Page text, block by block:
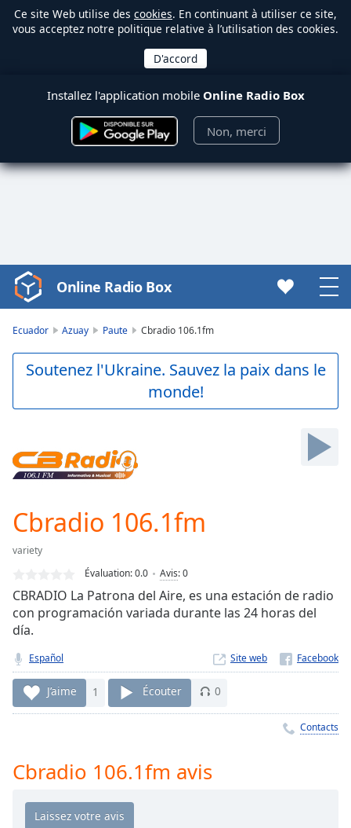
Ce site Web utilise des cookies. En continuant à utiliser ce site,
vous acceptez notre politique relative à l’utilisation des cookies.
Installez l'application mobile Online Radio Box
Non, merci
Video
Player
Play
Video
Skip
Forward
Mute
Loaded
Stream
TypeLIVE
Seek to
currently
behind
liveLIVE
Remaining
Time-
Playback
Chapters
Online Radio Box
Ecuador Azuay Paute Cbradio 106.1fm
Soutenez l'Ukraine. Sauvez la paix dans le
monde!
Cbradio 106.1fm
variety
Évaluation:0.0 Avis:0
CBRADIO La Patrona del Aire, es una estación de radio
con programación variada durante las 24 horas del
día.
Español Site web
J’aime 1 Écouter 0
Contacts
Cbradio 106.1fm avis